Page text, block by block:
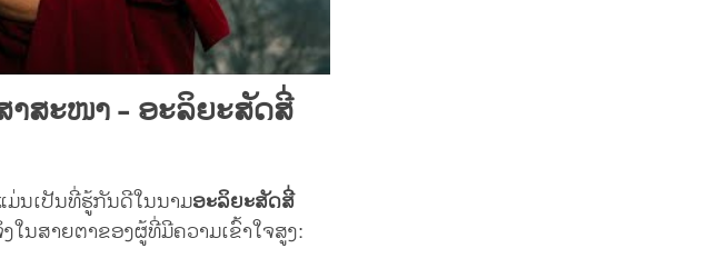
ສະໜາ - ອະລິຍະສັດສີ່
ນເປັນທີ່ຮູ້ກັນດີໃນນາມອະລິຍະສັດສີ່
ໃນສາຍຕາຂອງຜູ້ທີ່ມີຄວາມເຂົ້າໃຈສູງ: